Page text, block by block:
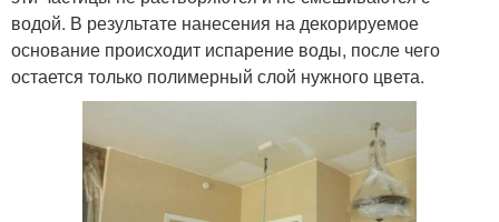
водой. В результате нанесения на декорируемое
основание происходит испарение воды, после чего
остается только полимерный слой нужного цвета.